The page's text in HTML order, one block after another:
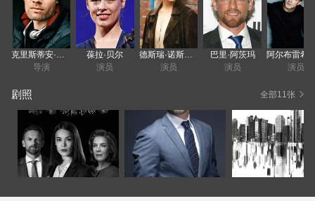
起。但是，贾纳（Jana）在被勒布朗（Leblanc）派往柏林执行
新任务时很快发现自己处于有利位置。但是在那之后，她秘密
地制定了自己的议程-毕竟，她仍然对老板感到不满。柏林不仅
是一个巨大的历史中心，而且随着新兴企业和金融科技的兴
机遇和挑战。
导演
葆拉·贝尔
演员
德斯瑞·诺斯布奇
演员
巴里·阿茨玛
演员
演员
剧照 全部11张